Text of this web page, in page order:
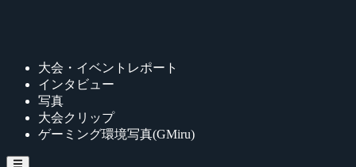
大会・イベントレポート
インタビュー
写真
大会クリップ
ゲーミング環境写真(GMiru)